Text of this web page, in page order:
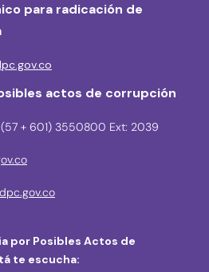
para radicación de
actos de corrupción
+ 601) 3550800 Ext: 2039
por Posibles Actos de
te escucha: